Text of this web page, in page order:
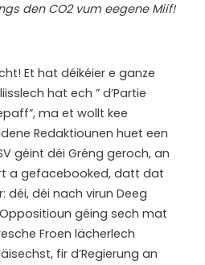
den CO2 vum eegene Miif!
Et hat déikéier e ganze
hat ech ” d’Partie
ma et wollt kee
Redaktiounen huet een
géint déi Gréng geroch, an
a gefacebooked, datt dat
déi, déi nach virun Deeg
géing sech mat
Froen lächerlech
fir d’Regierung an